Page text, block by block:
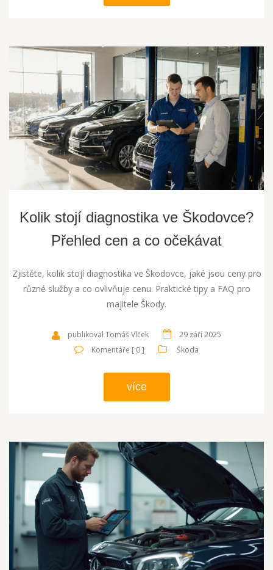
Kolik stojí diagnostika ve Škodovce?
Přehled cen a co očekávat
Zjistěte, kolik stojí diagnostika ve Škodovce, jaké jsou ceny pro
různé služby a co ovlivňuje cenu. Praktické tipy a FAQ pro
majitele Škody.
publikoval Tomáš Vlček
29 září 2025
Komentáře [ 0 ]
Škoda
více